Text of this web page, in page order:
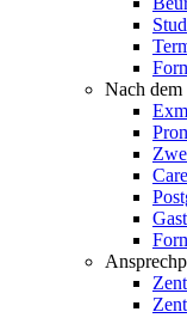
Nach